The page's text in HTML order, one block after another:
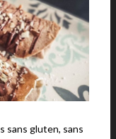
sans gluten, sans